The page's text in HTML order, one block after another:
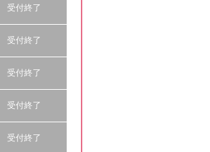
受付終了
受付終了
受付終了
受付終了
受付終了